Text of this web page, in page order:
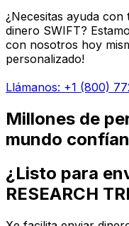
¿Necesitas ayuda
dinero SWIFT?
con nosotros hoy
personalizado!
Llámanos: +1 (800)
Millones de
mundo
¿Listo para
RESEARCH